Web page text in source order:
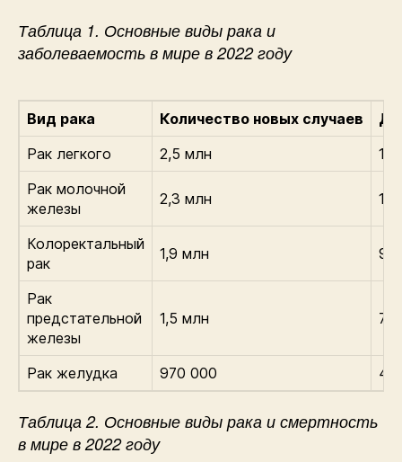
Таблица 1. Основные виды рака и
заболеваемость в мире в 2022 году
Вид рака Количество новых случаев
Рак легкого
2,5 млн
Рак молочной
железы
2,3 млн
Колоректальный
рак
1,9 млн
Рак
предстательной
железы
1,5 млн
Рак желудка 970 000
Таблица 2. Основные виды рака и смертность
в мире в 2022 году